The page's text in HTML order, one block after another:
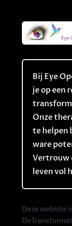
Bij Eye
je op een
Onze
te helpen
ware
Vertrouw
leven vol
Deze website